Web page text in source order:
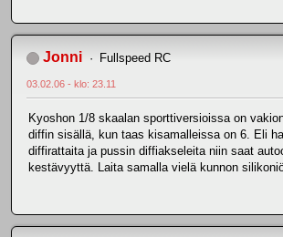
Jonni Fullspeed RC
03.02.06 - klo: 23.11
Kyoshon 1/8 skaalan sporttiversioissa on
diffin sisällä, kun taas kisamalleissa on 6. Eli
diffirattaita ja pussin diffiakseleita niin saat
kestävyyttä. Laita samalla vielä kunnon